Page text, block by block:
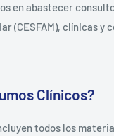
en abastecer
(CESFAM), clínicas y
Clínicos?
todos los